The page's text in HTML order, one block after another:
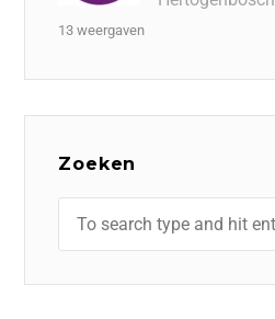
13 weergaven
Zoeken